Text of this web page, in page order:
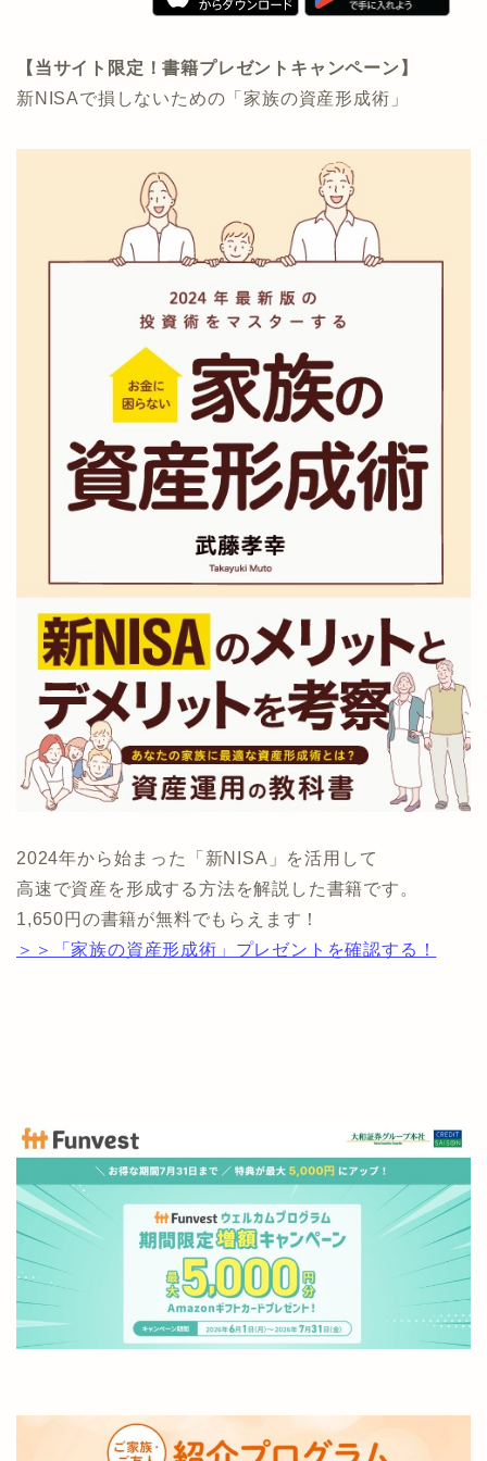
【当サイト限定！書籍プレゼントキャンペーン】
新NISAで損しないための「家族の資産形成術」
2024年から始まった「新NISA」を活用して
高速で資産を形成する方法を解説した書籍です。
1,650円の書籍が無料でもらえます！
＞＞「家族の資産形成術」プレゼントを確認する！